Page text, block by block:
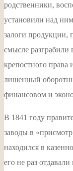
родственники,
установили над
залоги продукции,
смысле
крепостного права
лишенный
финансовом и
В 1841 году
заводы в
находился в
его не раз